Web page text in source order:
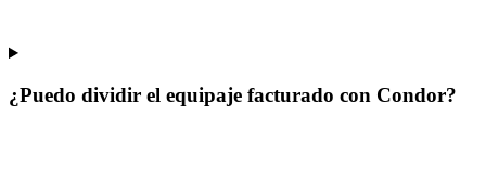
¿Puedo dividir el equipaje facturado con Condor?